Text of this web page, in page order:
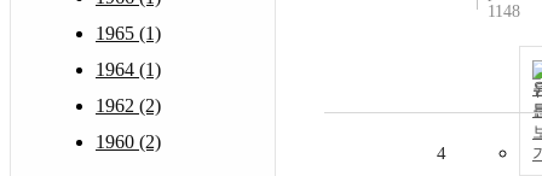
1965 (1)
1964 (1)
1962 (2)
1960 (2)
1148
4